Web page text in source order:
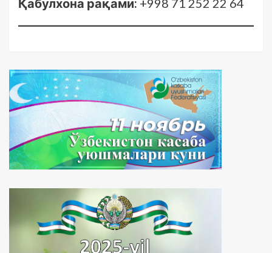
Қабулхона рақами: +998 71 252 22 64